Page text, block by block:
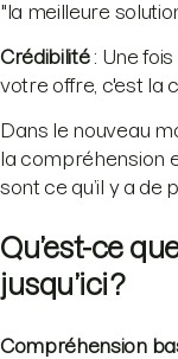
"la meilleure
Crédibilité: Une
votre offre, c'est la
Dans le nouveau
la compréhension
sont ce qu’il y a de
Qu’est-ce
jusqu’ici ?
Compréhension